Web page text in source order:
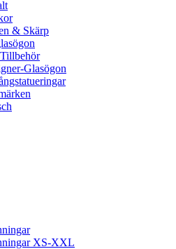
& Skärp
Glasögon
XS-XXL